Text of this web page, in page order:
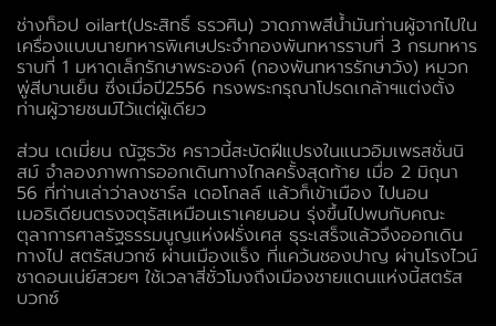
ช่างท็อป oilart(ประสิทธิ์ ธรวศิน) วาดภาพสีน้ำมันท่านผู้จากไปใน
เครื่องแบบนายทหารพิเศษประจำกองพันทหารราบที่ 3 กรมทหาร
ราบที่ 1 มหาดเล็กรักษาพระองค์ (กองพันทหารรักษาวัง) หมวก
พู่สีบานเย็น ซึ่งเมื่อปี2556 ทรงพระกรุณาโปรดเกล้าฯแต่งตั้ง
ท่านผู้วายชนม์ไว้แต่ผู้เดียว
ส่วน เดเมี่ยน ณัฐธวัช คราวนี้สะบัดฝีแปรงในแนวอิมเพรสชั่นนิ
สม์ จำลองภาพการออกเดินทางไกลครั้งสุดท้าย เมื่อ 2 มิถุนา
56 ที่ท่านเล่าว่าลงชาร์ล เดอโกลล์ แล้วก็เข้าเมือง ไปนอน
เมอริเดียนตรงจตุรัสเหมือนเราเคยนอน รุ่งขึ้นไปพบกับคณะ
ตุลาการศาลรัฐธรรมนูญแห่งฝรั่งเศส ธุระเสร็จแล้วจึงออกเดิน
ทางไป สตรัสบวกซ์ ผ่านเมืองแร็ง ที่แคว้นชองปาญ ผ่านโรงไวน์
ชาดอนเน่ย์สวยๆ ใช้เวลาสี่ชั่วโมงถึงเมืองชายแดนแห่งนี้สตรัส
บวกซ์